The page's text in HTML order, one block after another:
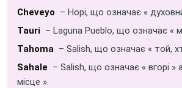
Cheveyo – Hopi, що означає «
Tauri – Laguna Pueblo, що означає «
Tahoma – Salish, що означає « той,
Sahale – Salish, що означає « вгорі »
місце ».